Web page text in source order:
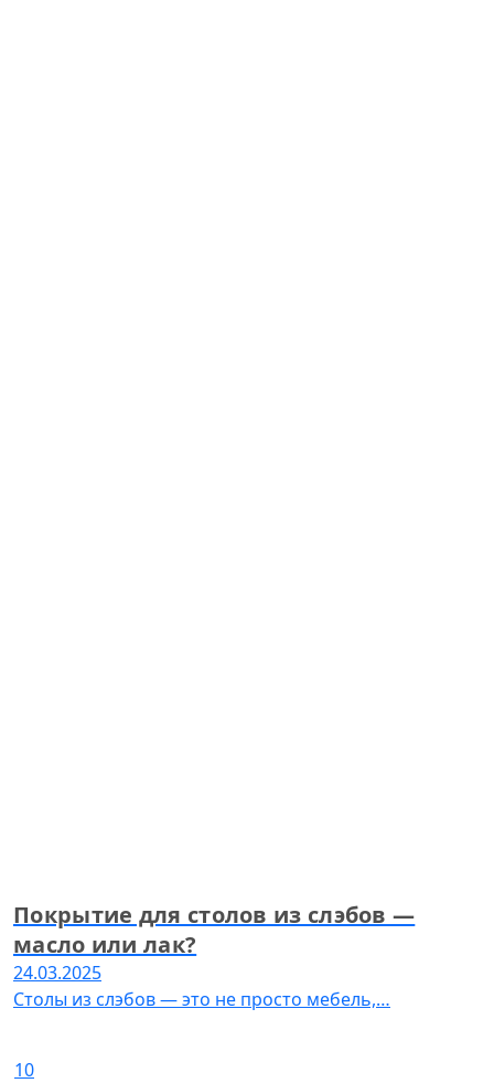
Покрытие для столов из слэбов —
масло или лак?
24.03.2025
Столы из слэбов — это не просто мебель,…
10